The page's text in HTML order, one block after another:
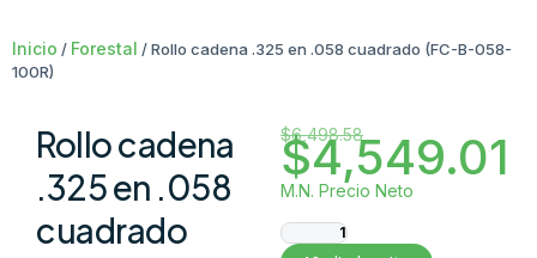
Inicio / Forestal / Rollo cadena .325 en .058 cuadrado (FC-B-058-
100R)
Rollo cadena
.325 en .058
cuadrado
$6,498.58
$4,549.01
M.N. Precio Neto